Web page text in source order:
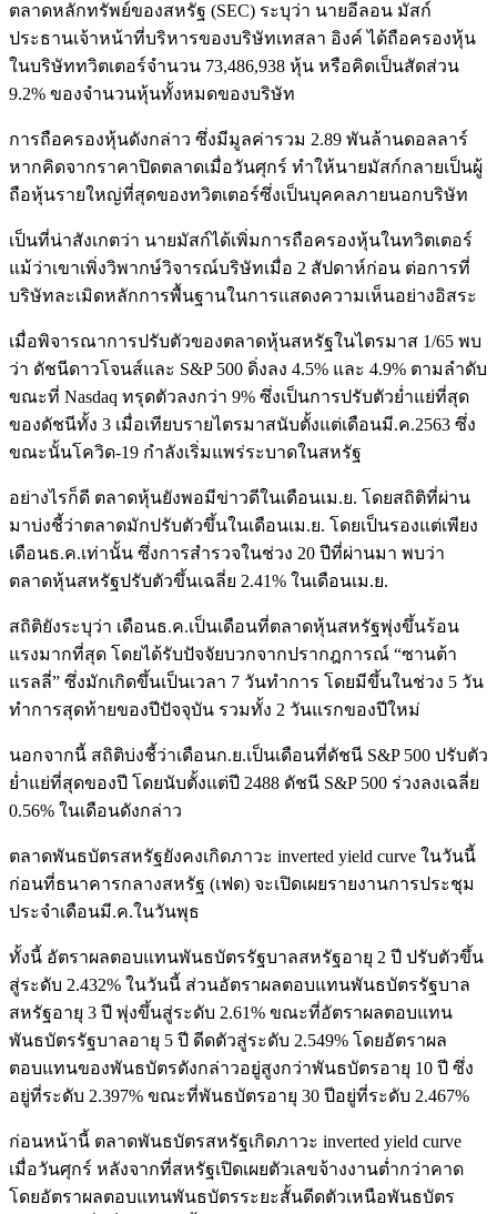
ตลาดหลักทรัพย์ของสหรัฐ (SEC) ระบุว่า นายอีลอน มัสก์
ประธานเจ้าหน้าที่บริหารของบริษัทเทสลา อิงค์ ได้ถือครองหุ้น
ในบริษัททวิตเตอร์จำนวน 73,486,938 หุ้น หรือคิดเป็นสัดส่วน
9.2% ของจำนวนหุ้นทั้งหมดของบริษัท
การถือครองหุ้นดังกล่าว ซึ่งมีมูลค่ารวม 2.89 พันล้านดอลลาร์
หากคิดจากราคาปิดตลาดเมื่อวันศุกร์ ทำให้นายมัสก์กลายเป็นผู้
ถือหุ้นรายใหญ่ที่สุดของทวิตเตอร์ซึ่งเป็นบุคคลภายนอกบริษัท
เป็นที่น่าสังเกตว่า นายมัสก์ได้เพิ่มการถือครองหุ้นในทวิตเตอร์
แม้ว่าเขาเพิ่งวิพากษ์วิจารณ์บริษัทเมื่อ 2 สัปดาห์ก่อน ต่อการที่
บริษัทละเมิดหลักการพื้นฐานในการแสดงความเห็นอย่างอิสระ
เมื่อพิจารณาการปรับตัวของตลาดหุ้นสหรัฐในไตรมาส 1/65 พบ
ว่า ดัชนีดาวโจนส์และ S&P 500 ดิ่งลง 4.5% และ 4.9% ตามลำดับ
ขณะที่ Nasdaq ทรุดตัวลงกว่า 9% ซึ่งเป็นการปรับตัวย่ำแย่ที่สุด
ของดัชนีทั้ง 3 เมื่อเทียบรายไตรมาสนับตั้งแต่เดือนมี.ค.2563 ซึ่ง
ขณะนั้นโควิด-19 กำลังเริ่มแพร่ระบาดในสหรัฐ
อย่างไรก็ดี ตลาดหุ้นยังพอมีข่าวดีในเดือนเม.ย. โดยสถิติที่ผ่าน
มาบ่งชี้ว่าตลาดมักปรับตัวขึ้นในเดือนเม.ย. โดยเป็นรองแต่เพียง
เดือนธ.ค.เท่านั้น ซึ่งการสำรวจในช่วง 20 ปีที่ผ่านมา พบว่า
ตลาดหุ้นสหรัฐปรับตัวขึ้นเฉลี่ย 2.41% ในเดือนเม.ย.
สถิติยังระบุว่า เดือนธ.ค.เป็นเดือนที่ตลาดหุ้นสหรัฐพุ่งขึ้นร้อน
แรงมากที่สุด โดยได้รับปัจจัยบวกจากปรากฎการณ์ “ซานต้า
แรลลี่” ซึ่งมักเกิดขึ้นเป็นเวลา 7 วันทำการ โดยมีขึ้นในช่วง 5 วัน
ทำการสุดท้ายของปีปัจจุบัน รวมทั้ง 2 วันแรกของปีใหม่
นอกจากนี้ สถิติบ่งชี้ว่าเดือนก.ย.เป็นเดือนที่ดัชนี S&P 500 ปรับตัว
ย่ำแย่ที่สุดของปี โดยนับตั้งแต่ปี 2488 ดัชนี S&P 500 ร่วงลงเฉลี่ย
0.56% ในเดือนดังกล่าว
ตลาดพันธบัตรสหรัฐยังคงเกิดภาวะ inverted yield curve ในวันนี้
ก่อนที่ธนาคารกลางสหรัฐ (เฟด) จะเปิดเผยรายงานการประชุม
ประจำเดือนมี.ค.ในวันพุธ
ทั้งนี้ อัตราผลตอบแทนพันธบัตรรัฐบาลสหรัฐอายุ 2 ปี ปรับตัวขึ้น
สู่ระดับ 2.432% ในวันนี้ ส่วนอัตราผลตอบแทนพันธบัตรรัฐบาล
สหรัฐอายุ 3 ปี พุ่งขึ้นสู่ระดับ 2.61% ขณะที่อัตราผลตอบแทน
พันธบัตรรัฐบาลอายุ 5 ปี ดีดตัวสู่ระดับ 2.549% โดยอัตราผล
ตอบแทนของพันธบัตรดังกล่าวอยู่สูงกว่าพันธบัตรอายุ 10 ปี ซึ่ง
อยู่ที่ระดับ 2.397% ขณะที่พันธบัตรอายุ 30 ปีอยู่ที่ระดับ 2.467%
ก่อนหน้านี้ ตลาดพันธบัตรสหรัฐเกิดภาวะ inverted yield curve
เมื่อวันศุกร์ หลังจากที่สหรัฐเปิดเผยตัวเลขจ้างงานต่ำกว่าคาด
โดยอัตราผลตอบแทนพันธบัตรระยะสั้นดีดตัวเหนือพันธบัตร